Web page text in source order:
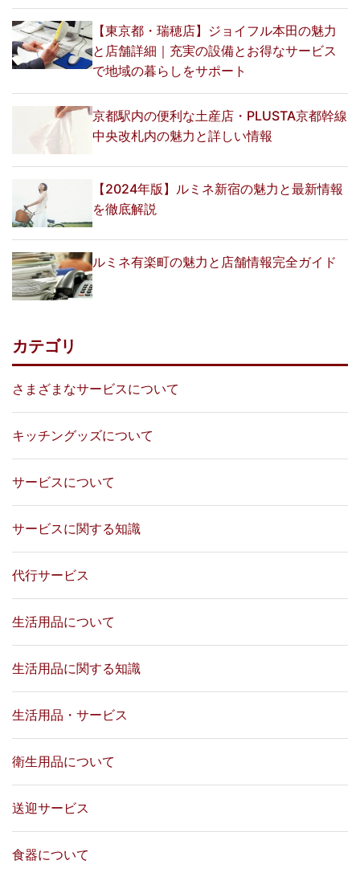
【東京都・瑞穂店】ジョイフル本田の魅力
と店舗詳細｜充実の設備とお得なサービス
で地域の暮らしをサポート
京都駅内の便利な土産店・PLUSTA京都幹線
中央改札内の魅力と詳しい情報
【2024年版】ルミネ新宿の魅力と最新情報
を徹底解説
ルミネ有楽町の魅力と店舗情報完全ガイド
カテゴリ
さまざまなサービスについて
キッチングッズについて
サービスについて
サービスに関する知識
代行サービス
生活用品について
生活用品に関する知識
生活用品・サービス
衛生用品について
送迎サービス
食器について